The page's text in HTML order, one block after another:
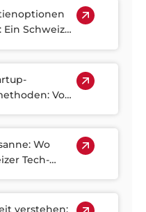
Wege
Ein Schweizer
Von
Wo
Tech-
verstehen: